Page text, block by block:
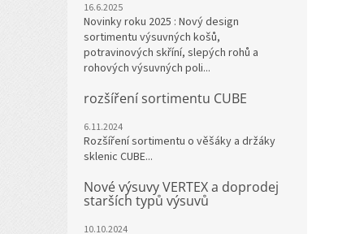
16.6.2025
Novinky roku 2025 : Nový design
sortimentu výsuvných košů,
potravinových skříní, slepých rohů a
rohových výsuvných poli...
rozšíření sortimentu CUBE
6.11.2024
Rozšíření sortimentu o věšáky a držáky
sklenic CUBE...
Nové výsuvy VERTEX a doprodej
starších typů výsuvů
10.10.2024